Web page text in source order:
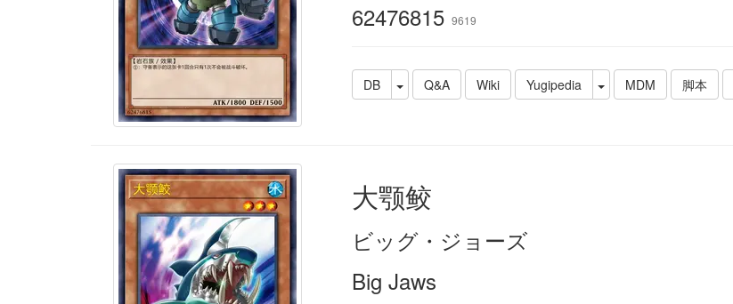
62476815 9619
DB Q&A Wiki Yugipedia MDM 脚本
大颚鲛
ビッグ・ジョーズ
Big Jaws